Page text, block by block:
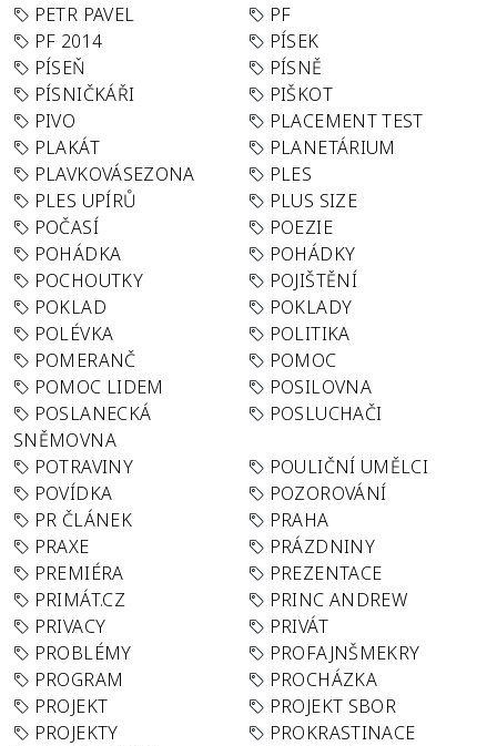
PETR PAVEL
PF
PF 2014
PÍSEK
PÍSEŇ
PÍSNĚ
PÍSNIČKÁŘI
PIŠKOT
PIVO
PLACEMENT TEST
PLAKÁT
PLANETÁRIUM
PLAVKOVÁSEZONA
PLES
PLES UPÍRŮ
PLUS SIZE
POČASÍ
POEZIE
POHÁDKA
POHÁDKY
POCHOUTKY
POJIŠTĚNÍ
POKLAD
POKLADY
POLÉVKA
POLITIKA
POMERANČ
POMOC
POMOC LIDEM
POSILOVNA
POSLANECKÁ
SNĚMOVNA
POSLUCHAČI
POTRAVINY
POULIČNÍ UMĚLCI
POVÍDKA
POZOROVÁNÍ
PR ČLÁNEK
PRAHA
PRAXE
PRÁZDNINY
PREMIÉRA
PREZENTACE
PRIMÁT.CZ
PRINC ANDREW
PRIVACY
PRIVÁT
PROBLÉMY
PROFAJNŠMEKRY
PROGRAM
PROCHÁZKA
PROJEKT
PROJEKT SBOR
PROJEKTY
PROKRASTINACE